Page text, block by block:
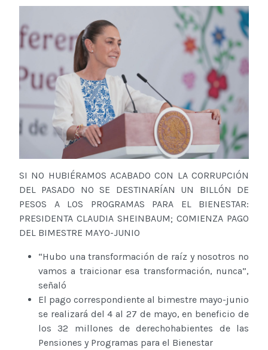
SI NO HUBIÉRAMOS ACABADO CON LA CORRUPCIÓN
DEL PASADO NO SE DESTINARÍAN UN BILLÓN DE
PESOS A LOS PROGRAMAS PARA EL BIENESTAR:
PRESIDENTA CLAUDIA SHEINBAUM; COMIENZA PAGO
DEL BIMESTRE MAYO-JUNIO
“Hubo una transformación de raíz y nosotros no
vamos a traicionar esa transformación, nunca”,
señaló
El pago correspondiente al bimestre mayo-junio
se realizará del 4 al 27 de mayo, en beneficio de
los 32 millones de derechohabientes de las
Pensiones y Programas para el Bienestar